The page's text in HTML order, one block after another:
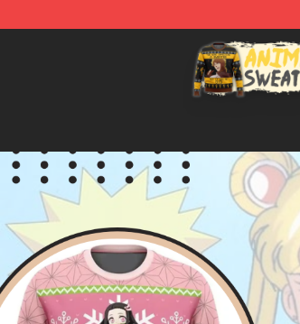
Anime Sweatshirts Store - The Best